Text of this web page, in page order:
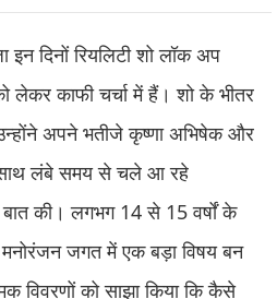
इन दिनों रियलिटी शो लॉक अप
लेकर काफी चर्चा में हैं। शो के भीतर
अपने भतीजे कृष्णा अभिषेक और
साथ लंबे समय से चले आ रहे
बात की। लगभग 14 से 15 वर्षों के
जगत में एक बड़ा विषय बन
विवरणों को साझा किया कि कैसे